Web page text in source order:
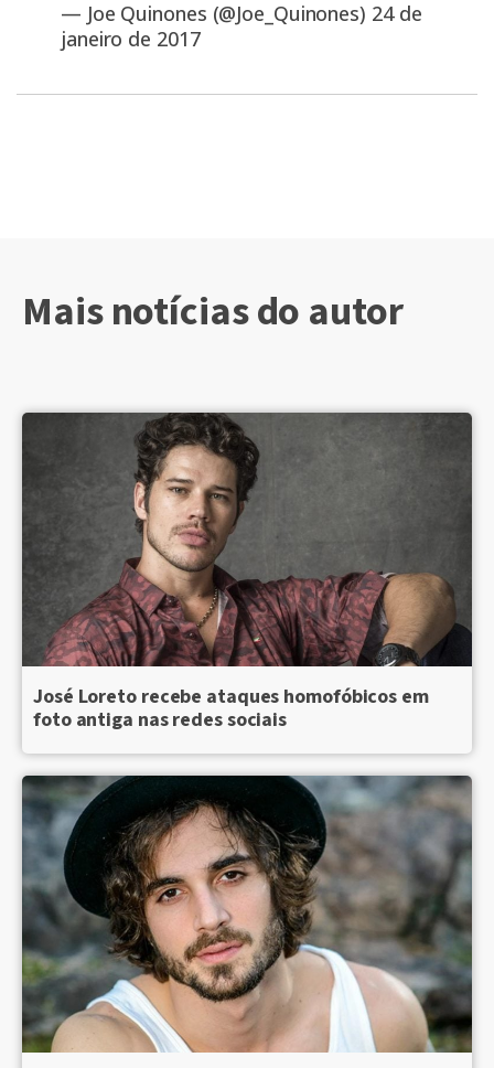
— Joe Quinones (@Joe_Quinones) 24 de
janeiro de 2017
Mais notícias do autor
José Loreto recebe ataques homofóbicos em
foto antiga nas redes sociais